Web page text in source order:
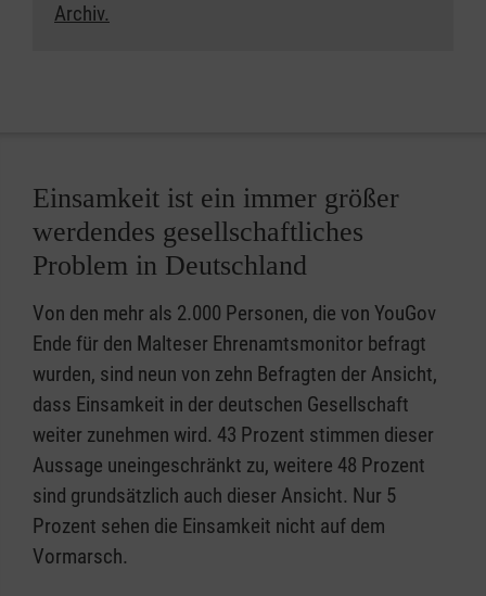
Archiv.
Einsamkeit ist ein immer größer
werdendes gesellschaftliches
Problem in Deutschland
Von den mehr als 2.000 Personen, die von YouGov
Ende für den Malteser Ehrenamtsmonitor befragt
wurden, sind neun von zehn Befragten der Ansicht,
dass Einsamkeit in der deutschen Gesellschaft
weiter zunehmen wird. 43 Prozent stimmen dieser
Aussage uneingeschränkt zu, weitere 48 Prozent
sind grundsätzlich auch dieser Ansicht. Nur 5
Prozent sehen die Einsamkeit nicht auf dem
Vormarsch.